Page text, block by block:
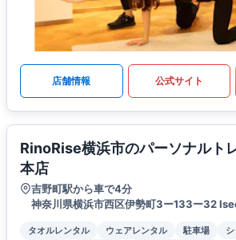
店舗情報 公式サイト
RinoRise横浜市のパーソナルト
本店
吉野町駅から車で4分
神奈川県横浜市⻄区伊勢町3ー133ー32
タオルレンタル ウェアレンタル 駐車場